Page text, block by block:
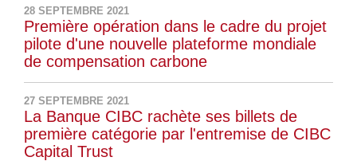
28 SEPTEMBRE 2021
Première opération dans le cadre du projet
pilote d'une nouvelle plateforme mondiale
de compensation carbone
27 SEPTEMBRE 2021
La Banque CIBC rachète ses billets de
première catégorie par l'entremise de CIBC
Capital Trust